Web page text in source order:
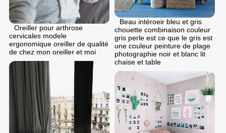
Oreiller pour arthrose
cervicales modele
ergonomique oreiller de qualité
de chez mon oreiller et moi
Beau intéroeir bleu et gris
chouette combinaison couleur
gris perle est ce que le gris est
une couleur peinture de plage
photographie noir et blanc lit
chaise et table